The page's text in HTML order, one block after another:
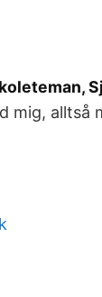
mig, alltså